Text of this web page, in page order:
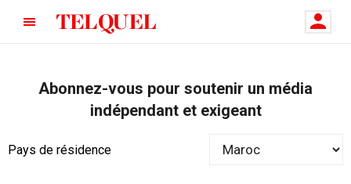
Abonnez-vous pour soutenir un média
indépendant et exigeant
Pays de résidence